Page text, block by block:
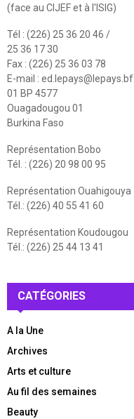
(face au CIJEF et à l'ISIG)
Tél : (226) 25 36 20 46 /
25 36 17 30
Fax : (226) 25 36 03 78
E-mail : ed.lepays@lepays.bf
01 BP 4577
Ouagadougou 01
Burkina Faso
Représentation Bobo
Tél. : (226) 20 98 00 95
Représentation Ouahigouya
Tél.: (226) 40 55 41 60
Représentation Koudougou
Tél.: (226) 25 44 13 41
CATÉGORIES
A la Une
Archives
Arts et culture
Au fil des semaines
Beauty